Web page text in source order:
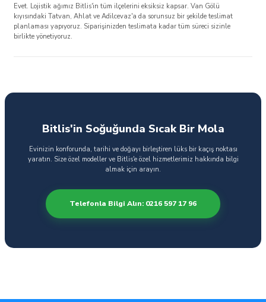
Evet. Lojistik ağımız Bitlis'in tüm ilçelerini eksiksiz kapsar. Van Gölü
kıyısındaki Tatvan, Ahlat ve Adilcevaz'a da sorunsuz bir şekilde teslimat
planlaması yapıyoruz. Siparişinizden teslimata kadar tüm süreci sizinle
birlikte yönetiyoruz.
Bitlis'in Soğuğunda Sıcak Bir Mola
Evinizin konforunda, tarihi ve doğayı birleştiren lüks bir kaçış noktası
yaratın. Size özel modeller ve Bitlis'e özel hizmetlerimiz hakkında bilgi
almak için arayın.
Telefonla Bilgi Alın: 0216 597 17 96